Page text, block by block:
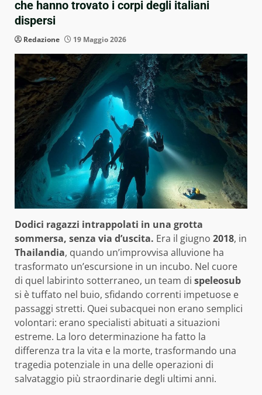
che hanno trovato i corpi degli italiani
dispersi
Redazione 19 Maggio 2026
Dodici ragazzi intrappolati in una grotta
sommersa, senza via d’uscita. Era il giugno 2018, in
Thailandia, quando un’improvvisa alluvione ha
trasformato un’escursione in un incubo. Nel cuore
di quel labirinto sotterraneo, un team di speleosub
si è tuffato nel buio, sfidando correnti impetuose e
passaggi stretti. Quei subacquei non erano semplici
volontari: erano specialisti abituati a situazioni
estreme. La loro determinazione ha fatto la
differenza tra la vita e la morte, trasformando una
tragedia potenziale in una delle operazioni di
salvataggio più straordinarie degli ultimi anni.